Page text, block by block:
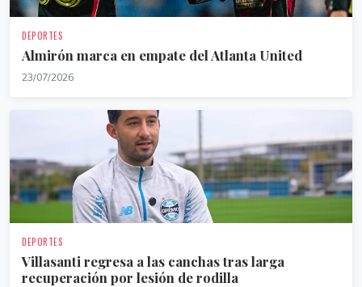
DEPORTES
Almirón marca en empate del Atlanta United
23/07/2026
DEPORTES
Villasanti regresa a las canchas tras larga
recuperación por lesión de rodilla